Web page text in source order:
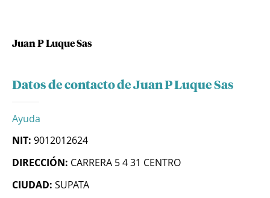
Juan P Luque Sas
Datos de contacto de Juan P Luque Sas
Ayuda
NIT: 9012012624
DIRECCIÓN: CARRERA 5 4 31 CENTRO
CIUDAD: SUPATA